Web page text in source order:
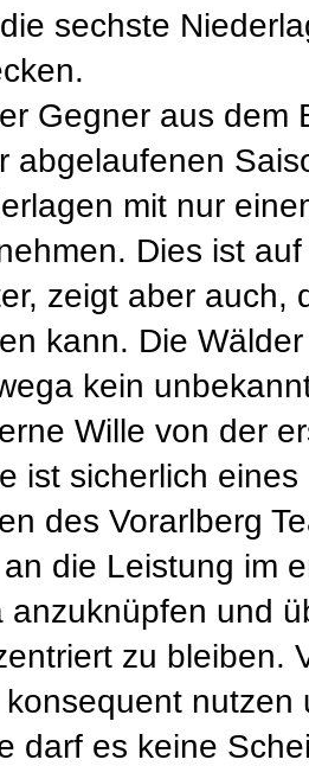
sechste
Gegner aus dem
abgelaufenen
mit nur
Dies ist
zeigt aber auch,
kann. Die
kein
Wille von der
ist sicherlich eines
des Vorarlberg
die Leistung im
anzuknüpfen und
zu bleiben.
nutzen
darf es keine